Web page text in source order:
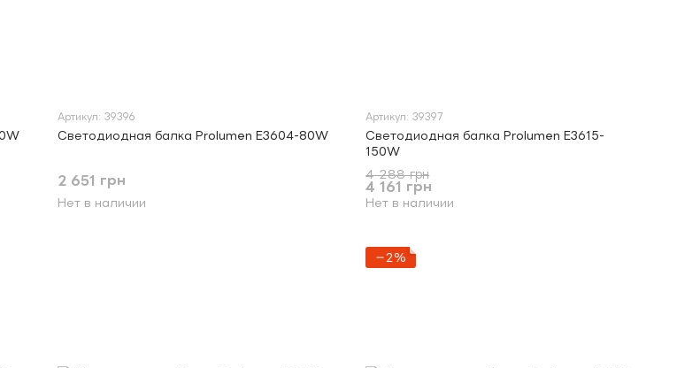
Артикул: 39396
Светодиодная балка Prolumen E3604-80W
2 651 грн
Нет в наличии
Артикул: 39397
Светодиодная балка Prolumen E3615-
150W
4 288 грн
4 161 грн
Нет в наличии
−2%